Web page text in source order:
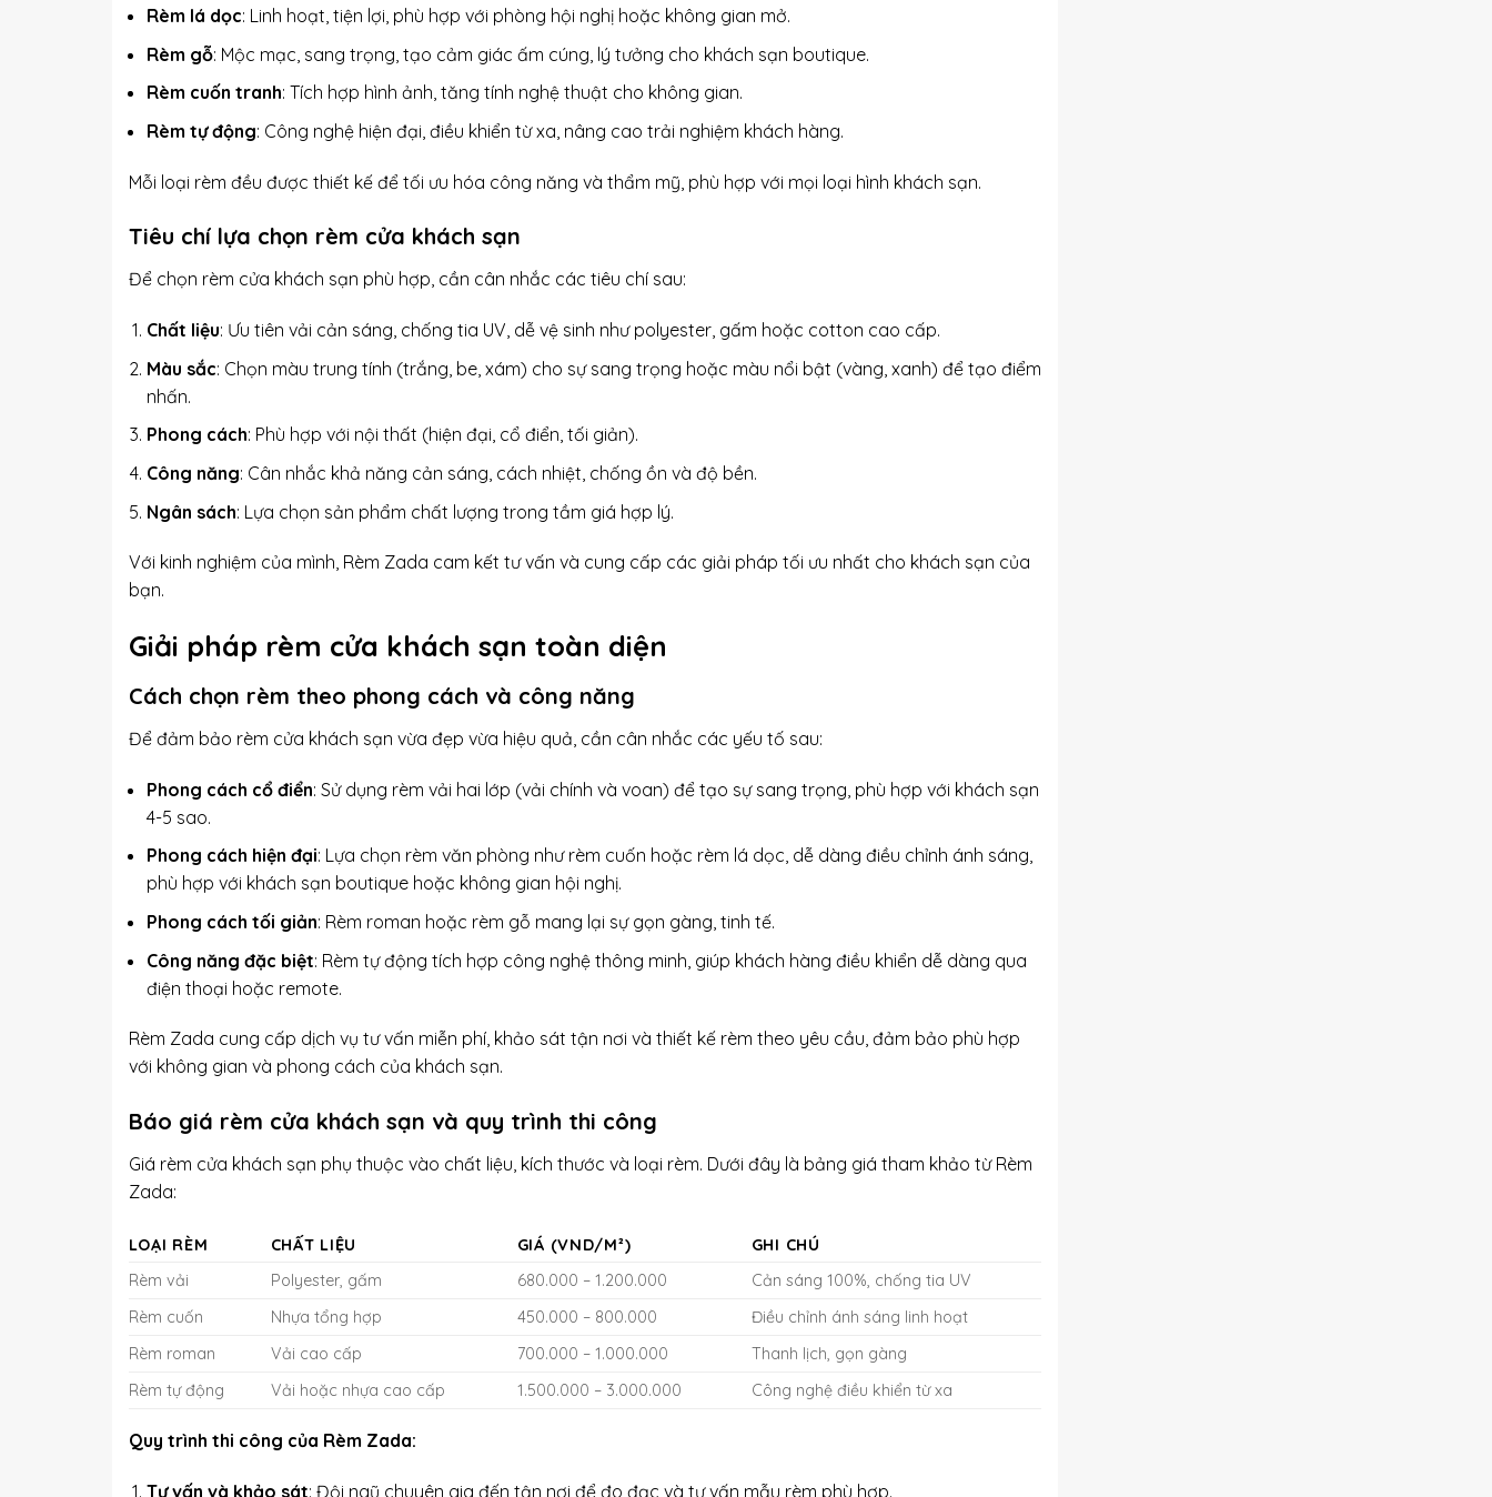
Rèm lá dọc: Linh hoạt, tiện lợi, phù hợp với phòng hội nghị hoặc không gian mở.
Rèm gỗ: Mộc mạc, sang trọng, tạo cảm giác ấm cúng, lý tưởng cho khách sạn boutique.
Rèm cuốn tranh: Tích hợp hình ảnh, tăng tính nghệ thuật cho không gian.
Rèm tự động: Công nghệ hiện đại, điều khiển từ xa, nâng cao trải nghiệm khách hàng.
Mỗi loại rèm đều được thiết kế để tối ưu hóa công năng và thẩm mỹ, phù hợp với mọi loại hình khách sạn.
Tiêu chí lựa chọn rèm cửa khách sạn
Để chọn rèm cửa khách sạn phù hợp, cần cân nhắc các tiêu chí sau:
Chất liệu: Ưu tiên vải cản sáng, chống tia UV, dễ vệ sinh như polyester, gấm hoặc cotton cao cấp.
Màu sắc: Chọn màu trung tính (trắng, be, xám) cho sự sang trọng hoặc màu nổi bật (vàng, xanh) để tạo điểm
nhấn.
Phong cách: Phù hợp với nội thất (hiện đại, cổ điển, tối giản).
Công năng: Cân nhắc khả năng cản sáng, cách nhiệt, chống ồn và độ bền.
Ngân sách: Lựa chọn sản phẩm chất lượng trong tầm giá hợp lý.
Với kinh nghiệm của mình, Rèm Zada cam kết tư vấn và cung cấp các giải pháp tối ưu nhất cho khách sạn của
bạn.
Giải pháp rèm cửa khách sạn toàn diện
Cách chọn rèm theo phong cách và công năng
Để đảm bảo rèm cửa khách sạn vừa đẹp vừa hiệu quả, cần cân nhắc các yếu tố sau:
Phong cách cổ điển: Sử dụng rèm vải hai lớp (vải chính và voan) để tạo sự sang trọng, phù hợp với khách sạn
4-5 sao.
Phong cách hiện đại: Lựa chọn rèm văn phòng như rèm cuốn hoặc rèm lá dọc, dễ dàng điều chỉnh ánh sáng,
phù hợp với khách sạn boutique hoặc không gian hội nghị.
Phong cách tối giản: Rèm roman hoặc rèm gỗ mang lại sự gọn gàng, tinh tế.
Công năng đặc biệt: Rèm tự động tích hợp công nghệ thông minh, giúp khách hàng điều khiển dễ dàng qua
điện thoại hoặc remote.
Rèm Zada cung cấp dịch vụ tư vấn miễn phí, khảo sát tận nơi và thiết kế rèm theo yêu cầu, đảm bảo phù hợp
với không gian và phong cách của khách sạn.
Báo giá rèm cửa khách sạn và quy trình thi công
Giá rèm cửa khách sạn phụ thuộc vào chất liệu, kích thước và loại rèm. Dưới đây là bảng giá tham khảo từ Rèm
Zada:
LOẠI RÈM CHẤT LIỆU GIÁ (VND/M²)
GHI CHÚ
Rèm vải
Polyester, gấm 680.000 – 1.200.000
Cản sáng 100%, chống tia UV
Rèm cuốn
Nhựa tổng hợp 450.000 – 800.000
Điều chỉnh ánh sáng linh hoạt
Rèm roman
Vải cao cấp 700.000 – 1.000.000
Thanh lịch, gọn gàng
Rèm tự động
Vải hoặc nhựa cao cấp 1.500.000 – 3.000.000 Công nghệ điều khiển từ xa
Quy trình thi công của Rèm Zada:
Tư vấn và khảo sát: Đội ngũ chuyên gia đến tận nơi để đo đạc và tư vấn mẫu rèm phù hợp.